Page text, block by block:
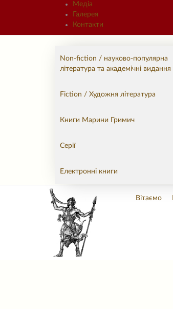
Медіа
Галерея
Контакти
Non-fiction / науково-популярна
література та академічні видання
Fiction / Художня література
Книги Марини Гримич
Серії
Електронні книги
Вітаємо